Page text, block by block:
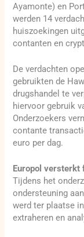
Ayamonte) en
werden 14
huiszoekingen
contanten en
De verdachten
gebruikten de
drugshandel te
hiervoor gebruik
Onderzoekers
contante
euro per dag.
Europol versterkt
Tijdens het
ondersteuning
werd ter plaatse
extraheren en